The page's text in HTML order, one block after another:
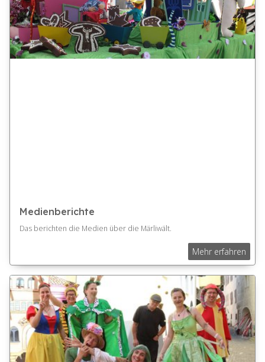
Medienberichte
Das berichten die Medien über die Märliwält.
Mehr erfahren